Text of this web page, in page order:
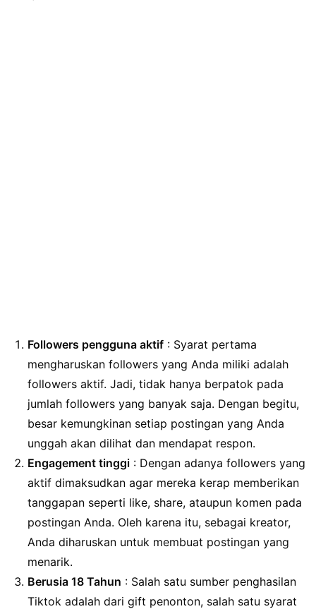
Followers pengguna aktif : Syarat pertama
mengharuskan followers yang Anda miliki adalah
followers aktif. Jadi, tidak hanya berpatok pada
jumlah followers yang banyak saja. Dengan begitu,
besar kemungkinan setiap postingan yang Anda
unggah akan dilihat dan mendapat respon.
Engagement tinggi : Dengan adanya followers yang
aktif dimaksudkan agar mereka kerap memberikan
tanggapan seperti like, share, ataupun komen pada
postingan Anda. Oleh karena itu, sebagai kreator,
Anda diharuskan untuk membuat postingan yang
menarik.
Berusia 18 Tahun : Salah satu sumber penghasilan
Tiktok adalah dari gift penonton, salah satu syarat